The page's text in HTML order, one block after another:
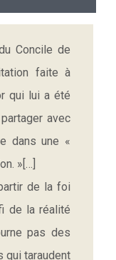
Concile de
faite à
qui lui a été
avec
dans une «
»[…]
de la foi
de la réalité
pas des
qui taraudent